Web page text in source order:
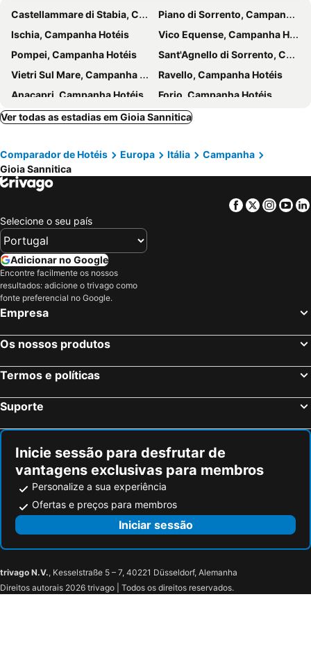
Castellammare di Stabia, Campanha Hotéis
Piano di Sorrento, Campanha Hotéis
Ischia, Campanha Hotéis
Vico Equense, Campanha Hotéis
Pompei, Campanha Hotéis
Sant'Agnello di Sorrento, Campanha Hotéis
Vietri Sul Mare, Campanha Hotéis
Ravello, Campanha Hotéis
Anacapri, Campanha Hotéis
Forio, Campanha Hotéis
Minori, Campanha Hotéis
Ercolano, Campanha Hotéis
Pimonte, Campanha Hotéis
Lucera, Apúlia Hotéis
Sperlonga, Lazio Hotéis
Caserta, Campanha Hotéis
Sant' Angelo d'Ischia, Campanha Hotéis
Nápoles, Campanha Hotéis
Sorrento, Campanha Hotéis
Amalfi, Campanha Hotéis
Positano, Campanha Hotéis
Maiori, Campanha Hotéis
Massa Lubrense, Campanha Hotéis
Milão, Lombardia Hotéis
Florença, Toscana Hotéis
Bolonha, Emília-Romanha Hotéis
Cagliari, Sardenha Hotéis
Ver todas as estadias em Gioia Sannitica
Comparador de Hotéis Europa Itália
Campanha
Gioia Sannitica
Facebook
Twitter
Selecione o seu país
Adicionar no Google
Encontre facilmente os nossos
resultados: adicione o trivago como
fonte preferencial no Google.
Empresa
Os nossos produtos
Termos e políticas
Suporte
Inicie sessão para desfrutar de
vantagens exclusivas para membros
Personalize a sua experiência
Ofertas e preços para membros
Iniciar sessão
trivago N.V., Kesselstraße 5 – 7, 40221 Düsseldorf, Alemanha
Direitos autorais 2026 trivago | Todos os direitos reservados.